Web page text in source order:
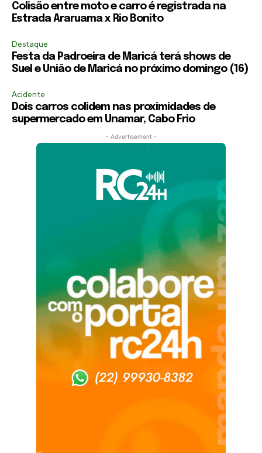
Colisão entre moto e carro é registrada na
Estrada Araruama x Rio Bonito
Destaque
Festa da Padroeira de Maricá terá shows de
Suel e União de Maricá no próximo domingo (16)
Acidente
Dois carros colidem nas proximidades de
supermercado em Unamar, Cabo Frio
- Advertisement -